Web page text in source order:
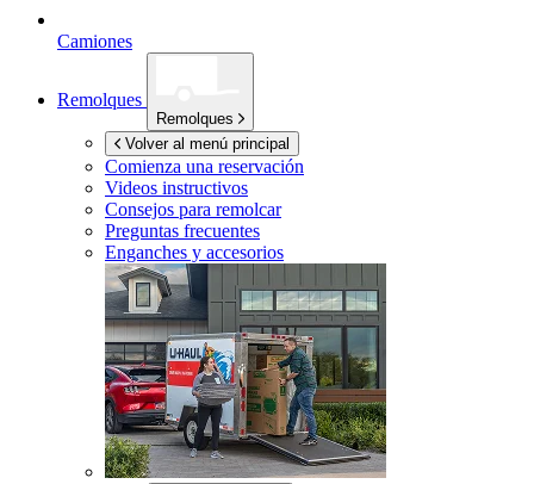
Camiones
Remolques
Remolques
Volver al menú principal
Comienza una reservación
Videos instructivos
Consejos para remolcar
Preguntas frecuentes
Enganches y accesorios